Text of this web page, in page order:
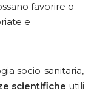
favorire o
e
socio-sanitaria,
scientifiche utili